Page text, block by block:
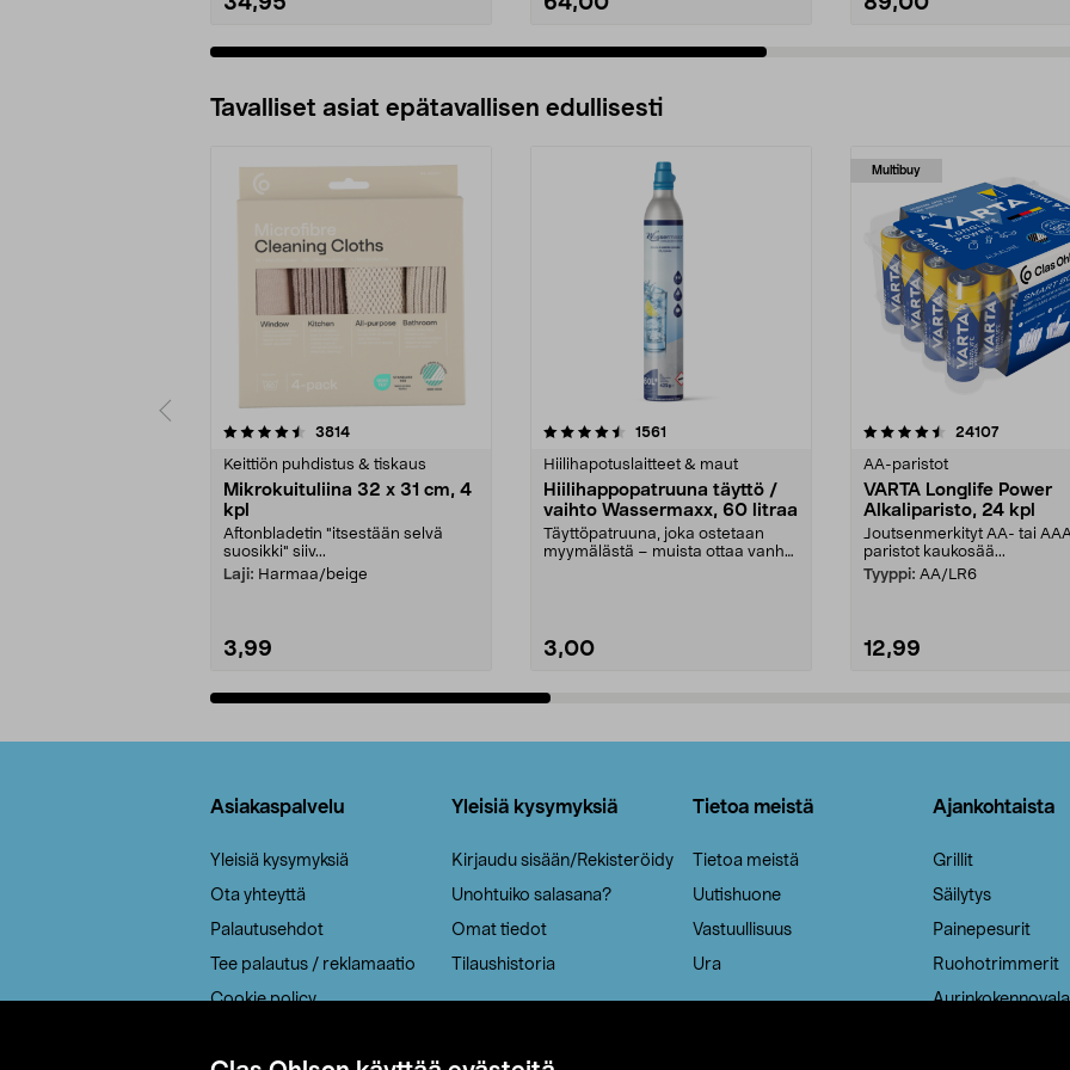
Tavalliset asiat epätavallisen edullisesti
3814arvostelut
Keittiön puhdistus & tiskaus
Mikrokuituliina 32 x 31 cm, 4
kpl
Aftonbladetin "itsestään selvä
suosikki" siiv...
Laji: Harmaa/beige
3,99
4.5viidestä
1561
Hiilihapotuslaitteet & maut
Hiilihappopatruuna täyttö /
vaihto Wassermaxx, 60 litraa
Täyttöpatruuna, joka ostetaan
myymälästä – muista ottaa vanha
3,00
Multibuy
4.5viidestä
24107arvostelut
AA-paristot
VARTA Longlife Power
Alkaliparisto, 24 kpl
Joutsenmerkityt AA- tai
paristot kaukosää...
Tyyppi: AA/LR6
12,99
4.5viidestä
Asiakaspalvelu
Yleisiä kysymyksiä
Ota yhteyttä
Palautusehdot
Tee palautus / reklamaatio
Cookie policy
Yleisiä kysymyksiä
Kirjaudu sisään/Rekisteröidy
Unohtuiko salasana?
Omat tiedot
Tilaushistoria
Tietoa meistä
Tietoa meistä
Uutishuone
Vastuullisuus
Ura
Ajankohtaista
Grillit
Säilytys
Painepesurit
Ruohotrimmerit